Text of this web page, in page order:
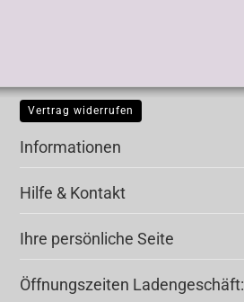
Vertrag widerrufen
Informationen
Hilfe & Kontakt
Ihre persönliche Seite
Öffnungszeiten Ladengeschäft: